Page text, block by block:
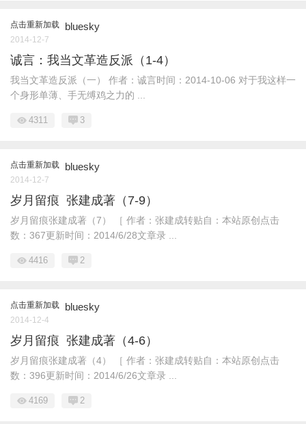
点击重新加载 bluesky
2014-12-7
诚言：我当文革造反派（1-4）
我当文革造反派（一） 作者：诚言时间：2014-10-06 对于我这样一
个身形单薄、手无缚鸡之力的 ...
4311 3
点击重新加载 bluesky
2014-12-7
岁月留痕 张建成著（7-9）
岁月留痕张建成著（7） ［ 作者：张建成转贴自：本站原创点击
数：367更新时间：2014/6/28文章录 ...
4416 2
点击重新加载 bluesky
2014-12-4
岁月留痕 张建成著（4-6）
岁月留痕张建成著（4） ［ 作者：张建成转贴自：本站原创点击
数：396更新时间：2014/6/26文章录 ...
4169 2